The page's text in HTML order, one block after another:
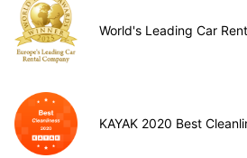
World's Leading Car
KAYAK 2020 Best